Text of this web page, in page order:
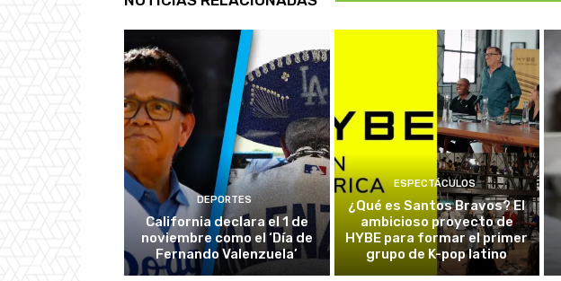
DEPORTES
California declara el 1 de
noviembre como el ‘Día de
Fernando Valenzuela’
ESPECTÁCULOS
¿Qué es Santos Bravos? El
ambicioso proyecto de
HYBE para formar el primer
grupo de K-pop latino